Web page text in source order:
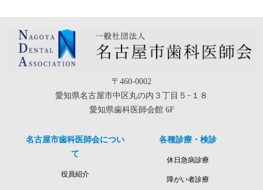
〒460-0002
愛知県名古屋市中区丸の内３丁目５−１８
愛知県歯科医師会館 6F
名古屋市歯科医師会につい
て
役員紹介
各種診療・検診
休日急病診療
障がい者診療